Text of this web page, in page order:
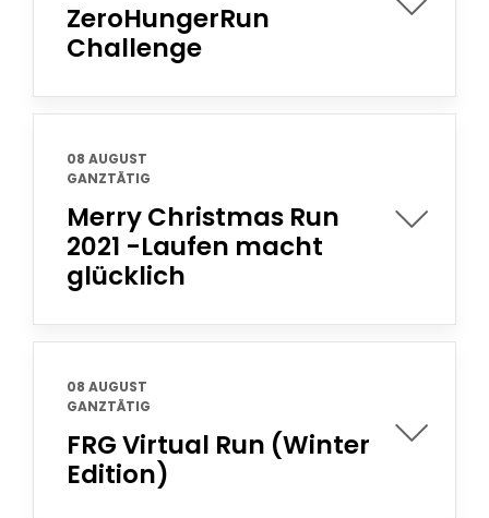
ZeroHungerRun
Challenge
08 AUGUST
GANZTÄTIG
Merry Christmas Run
2021 -Laufen macht
glücklich
08 AUGUST
GANZTÄTIG
FRG Virtual Run (Winter
Edition)